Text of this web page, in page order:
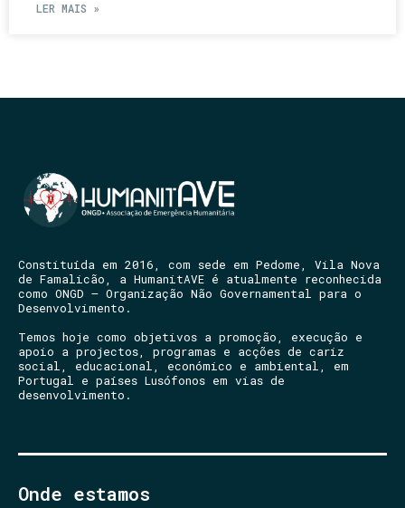
LER MAIS »
Constituída em 2016, com sede em Pedome, Vila Nova
de Famalicão, a HumanitAVE é atualmente reconhecida
como ONGD – Organização Não Governamental para o
Desenvolvimento.
Temos hoje como objetivos a promoção, execução e
apoio a projectos, programas e acções de cariz
social, educacional, económico e ambiental, em
Portugal e países Lusófonos em vias de
desenvolvimento.
Onde estamos